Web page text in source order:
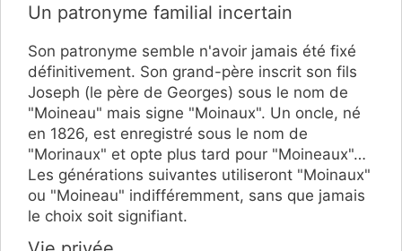
Un patronyme familial incertain
Son patronyme semble n'avoir jamais été fixé
définitivement. Son grand-père inscrit son fils
Joseph (le père de Georges) sous le nom de
"Moineau" mais signe "Moinaux". Un oncle, né
en 1826, est enregistré sous le nom de
"Morinaux" et opte plus tard pour "Moineaux"…
Les générations suivantes utiliseront "Moinaux"
ou "Moineau" indifféremment, sans que jamais
le choix soit signifiant.